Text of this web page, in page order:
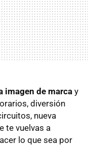
imagen de marca y
diversión
nueva
te vuelvas a
lo que sea por